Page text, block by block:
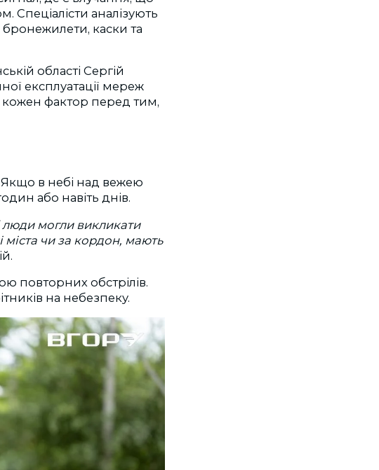
Спеціалісти аналізують
каски та
області Сергій
експлуатації мереж
кожен фактор перед тим,
Якщо в небі над вежею
або навіть днів.
могли викликати
міста чи за кордон, мають
повторних обстрілів.
на небезпеку.